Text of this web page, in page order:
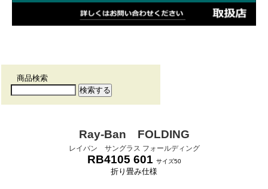
商品検索
Ray-Ban FOLDING
レイバン サングラス フォールディング
RB4105 601 サイズ50
折り畳み仕様